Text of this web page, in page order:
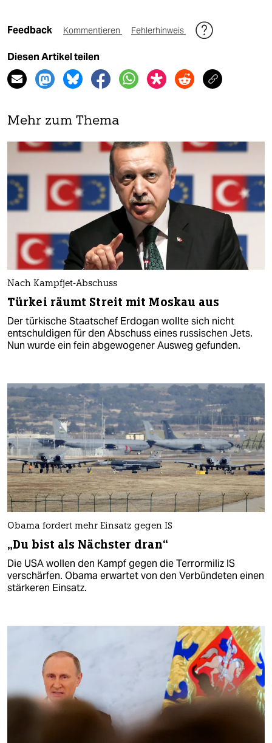
Feedback Kommentieren Fehlerhinweis
Diesen Artikel teilen
Mehr zum Thema
Nach Kampfjet-Abschuss
Türkei räumt Streit mit Moskau aus
Der türkische Staatschef Erdogan wollte sich nicht
entschuldigen für den Abschuss eines russischen Jets.
Nun wurde ein fein abgewogener Ausweg gefunden.
Obama fordert mehr Einsatz gegen IS
„Du bist als Nächster dran“
Die USA wollen den Kampf gegen die Terrormiliz IS
verschärfen. Obama erwartet von den Verbündeten einen
stärkeren Einsatz.